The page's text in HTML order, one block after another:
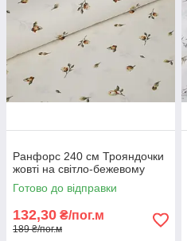
Ранфорс 240 см Трояндочки
жовті на світло-бежевому
Готово до відправки
132,30 ₴/пог.м
189 ₴/пог.м